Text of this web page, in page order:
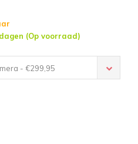
(Op voorraad)
- €299,95